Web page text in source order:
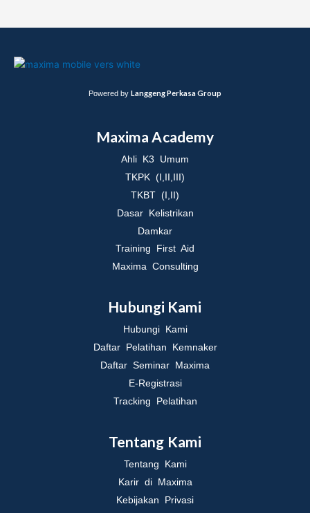
Powered by Langgeng Perkasa Group
Maxima Academy
Ahli K3 Umum
TKPK (I,II,III)
TKBT (I,II)
Dasar Kelistrikan
Damkar
Training First Aid
Maxima Consulting
Hubungi Kami
Hubungi Kami
Daftar Pelatihan Kemnaker
Daftar Seminar Maxima
E-Registrasi
Tracking Pelatihan
Tentang Kami
Tentang Kami
Karir di Maxima
Kebijakan Privasi